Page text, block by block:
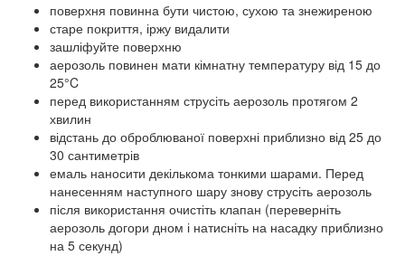
поверхня повинна бути чистою, сухою та знежиреною
старе покриття, іржу видалити
зашліфуйте поверхню
аерозоль повинен мати кімнатну температуру від 15 до
25°C
перед використанням струсіть аерозоль протягом 2
хвилин
відстань до оброблюваної поверхні приблизно від 25 до
30 сантиметрів
емаль наносити декількома тонкими шарами. Перед
нанесенням наступного шару знову струсіть аерозоль
після використання очистіть клапан (переверніть
аерозоль догори дном і натисніть на насадку приблизно
на 5 секунд)